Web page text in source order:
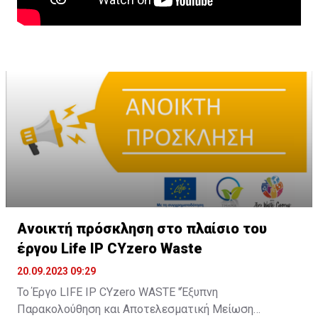
Ανοικτή πρόσκληση στο πλαίσιο του
έργου Life IP CYzero Waste
20.09.2023 09:29
Το Έργο LIFE IP CYzero WASTE "Έξυπνη
Παρακολούθηση και Αποτελεσματική Μείωση